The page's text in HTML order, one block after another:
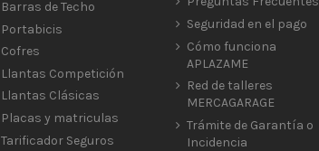
Barras de Techo
Portabicis
Cofres
Llantas Competición
Llantas Clásicas
Placas y matriculas
Tarificador Seguros
Seguridad en el pago
Cómo funciona
APLAZAME
Red de talleres
MERCAGARAGE
Trámite de Garantía o
Incidencia